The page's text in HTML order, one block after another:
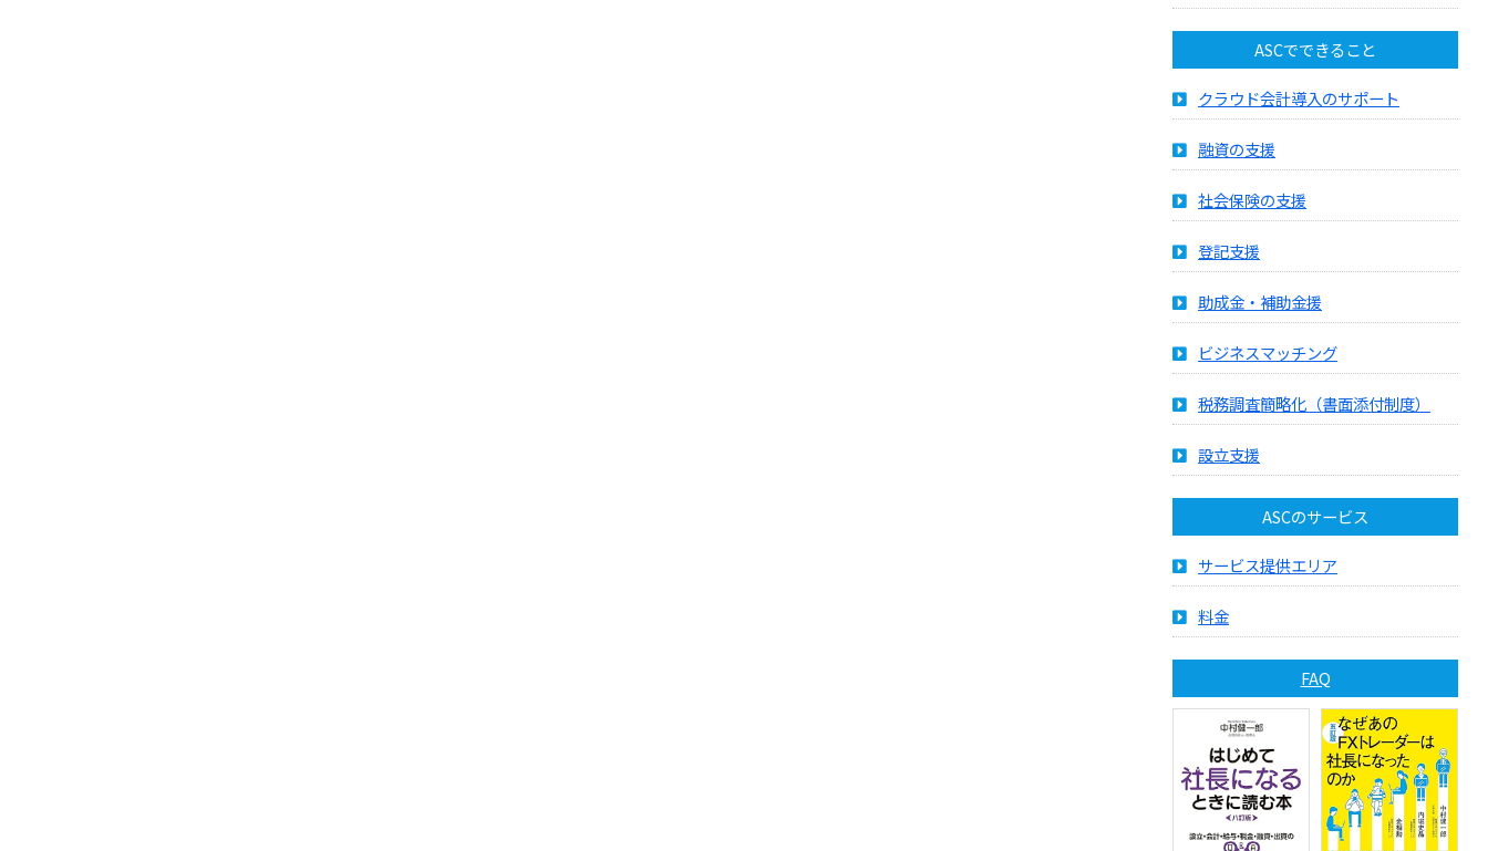
ASCでできること
クラウド会計導入のサポート
融資の支援
社会保険の支援
登記支援
助成金・補助金援
ビジネスマッチング
税務調査簡略化（書面添付制度）
設立支援
ASCのサービス
サービス提供エリア
料金
FAQ